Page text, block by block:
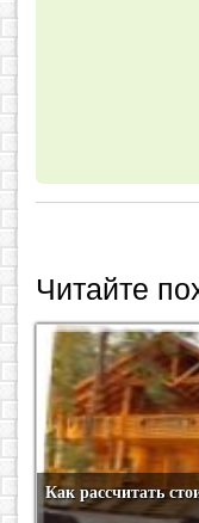
Читайте
Как рассчитать